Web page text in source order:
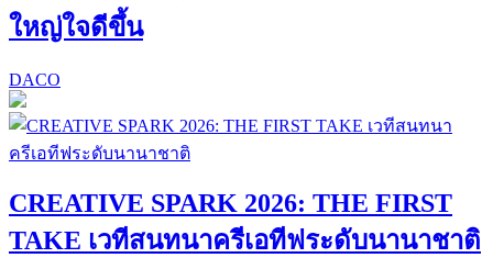
ใหญ่ใจดีขึ้น
DACO
CREATIVE SPARK 2026: THE FIRST
TAKE เวทีสนทนาครีเอทีฟระดับนานาชาติ